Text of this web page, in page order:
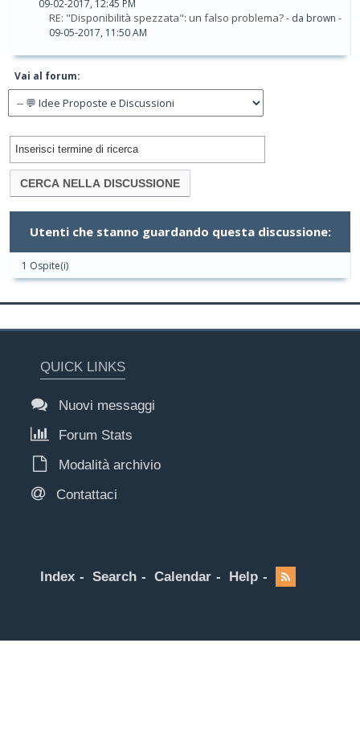
09-02-2017, 12:45 PM
RE: "Disponibilità spezzata": un falso problema?- da brown -
09-05-2017, 11:50 AM
Vai al forum:
Utenti che stanno guardando questa discussione:
1 Ospite(i)
QUICK LINKS
Nuovi messaggi
Forum Stats
Modalità archivio
Contattaci
Index Search Calendar Help